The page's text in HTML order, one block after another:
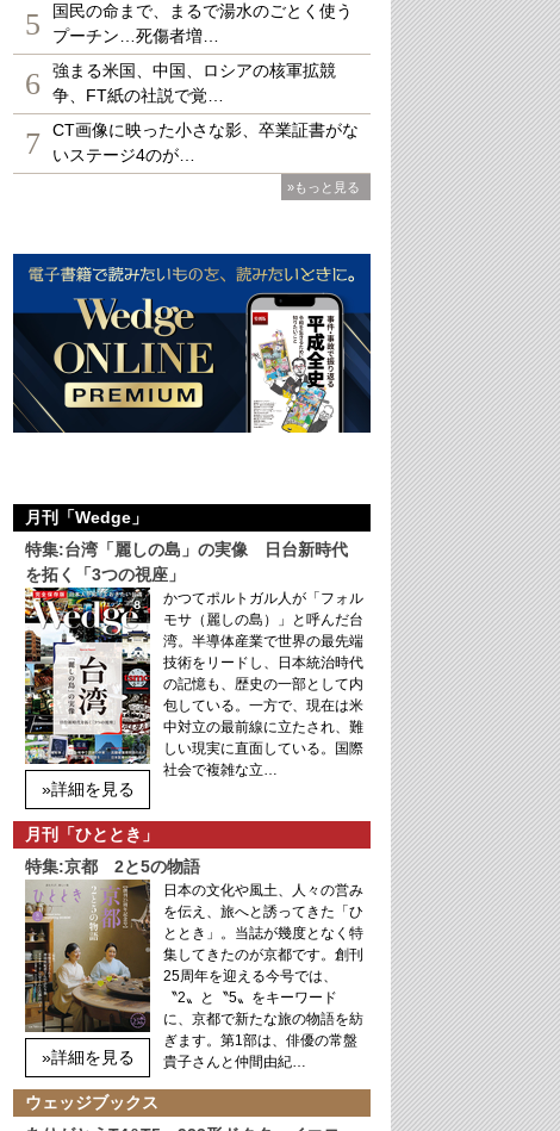
5
国民の命まで、まるで湯水のごとく使う
プーチン…死傷者増…
6
強まる米国、中国、ロシアの核軍拡競
争、FT紙の社説で覚…
7
CT画像に映った小さな影、卒業証書がな
いステージ4のが…
»もっと見る
月刊「Wedge」
特集:台湾「麗しの島」の実像 日台新時代
を拓く「3つの視座」
»詳細を見る
かつてポルトガル人が「フォル
モサ（麗しの島）」と呼んだ台
湾。半導体産業で世界の最先端
技術をリードし、日本統治時代
の記憶も、歴史の一部として内
包している。一方で、現在は米
中対立の最前線に立たされ、難
しい現実に直面している。国際
社会で複雑な立…
月刊「ひととき」
特集:京都 2と5の物語
»詳細を見る
日本の文化や風土、人々の営み
を伝え、旅へと誘ってきた「ひ
ととき」。当誌が幾度となく特
集してきたのが京都です。創刊
25周年を迎える今号では、
〝2〟と〝5〟をキーワード
に、京都で新たな旅の物語を紡
ぎます。第1部は、俳優の常盤
貴子さんと仲間由紀…
ウェッジブックス